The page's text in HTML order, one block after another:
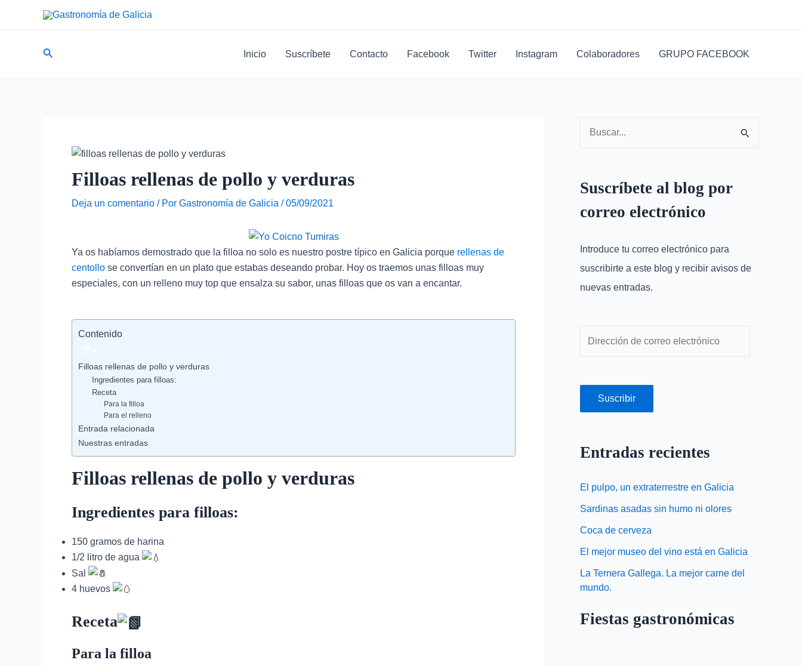
Buscar Inicio Suscríbete Contacto Facebook Twitter Instagram Colaboradores GRUPO FACEBOOK
Filloas rellenas de pollo y verduras
Deja un comentario / Por Gastronomía de Galicia /05/09/2021
Ya os habíamos demostrado que la filloa no solo es nuestro postre típico en Galicia porque rellenas de
centollo se convertían en un plato que estabas deseando probar. Hoy os traemos unas filloas muy
especiales, con un relleno muy top que ensalza su sabor, unas filloas que os van a encantar.
Contenido
Filloas rellenas de pollo y verduras
Ingredientes para filloas:
Receta
Para la filloa
Para el relleno
Entrada relacionada
Nuestras entradas
Filloas rellenas de pollo y verduras
Ingredientes para filloas:
150 gramos de harina
1/2 litro de agua
Sal
4 huevos
Receta
Para la filloa
c
a
p
o
r
Suscríbete al blog por
correo electrónico
Introduce tu correo electrónico para
suscribirte a este blog y recibir avisos de
nuevas entradas.
d
c
t
ó
i
c
o
Suscribir
Entradas recientes
El pulpo, un extraterrestre en Galicia
Sardinas asadas sin humo ni olores
Coca de cerveza
El mejor museo del vino está en Galicia
La Ternera Gallega. La mejor carne del
mundo.
Fiestas gastronómicas